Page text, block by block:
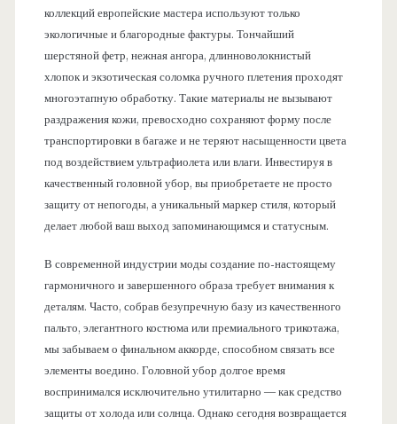
коллекций европейские мастера используют только
экологичные и благородные фактуры. Тончайший
шерстяной фетр, нежная ангора, длинноволокнистый
хлопок и экзотическая соломка ручного плетения проходят
многоэтапную обработку. Такие материалы не вызывают
раздражения кожи, превосходно сохраняют форму после
транспортировки в багаже и не теряют насыщенности цвета
под воздействием ультрафиолета или влаги. Инвестируя в
качественный головной убор, вы приобретаете не просто
защиту от непогоды, а уникальный маркер стиля, который
делает любой ваш выход запоминающимся и статусным.
В современной индустрии моды создание по-настоящему
гармоничного и завершенного образа требует внимания к
деталям. Часто, собрав безупречную базу из качественного
пальто, элегантного костюма или премиального трикотажа,
мы забываем о финальном аккорде, способном связать все
элементы воедино. Головной убор долгое время
воспринимался исключительно утилитарно — как средство
защиты от холода или солнца. Однако сегодня возвращается